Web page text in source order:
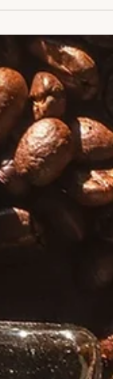
qui commence dans les
corse.